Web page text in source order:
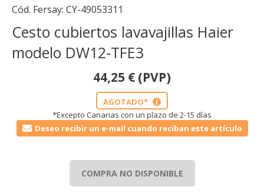
Cód. Fersay: CY-49053311
Cesto cubiertos lavavajillas Haier
modelo DW12-TFE3
44,25 € (PVP)
AGOTADO* i
*Excepto Canarias con un plazo de 2-15 días
Deseo recibir un e-mail cuando reciban este artículo
COMPRA NO DISPONIBLE